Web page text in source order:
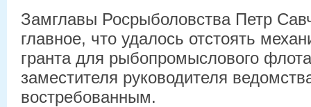
Замглавы Росрыболовства Петр
главное, что удалось отстоять
гранта для рыбопромыслового
заместителя руководителя
востребованным.